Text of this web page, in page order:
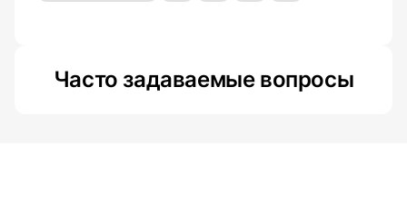
Часто задаваемые вопросы